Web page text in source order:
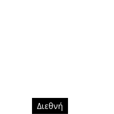
Διεθνή